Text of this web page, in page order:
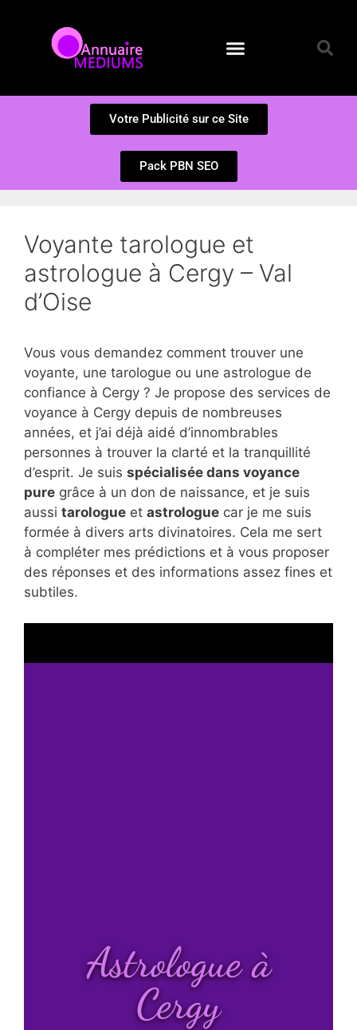
Votre Publicité sur ce Site
Pack PBN SEO
Voyante tarologue et
astrologue à Cergy – Val
d’Oise
Vous vous demandez comment trouver une
voyante, une tarologue ou une astrologue de
confiance à Cergy ? Je propose des services de
voyance à Cergy depuis de nombreuses
années, et j’ai déjà aidé d’innombrables
personnes à trouver la clarté et la tranquillité
d’esprit. Je suis spécialisée dans voyance
pure grâce à un don de naissance, et je suis
aussi tarologue et astrologue car je me suis
formée à divers arts divinatoires. Cela me sert
à compléter mes prédictions et à vous proposer
des réponses et des informations assez fines et
subtiles.
Astrologue à
Cergy